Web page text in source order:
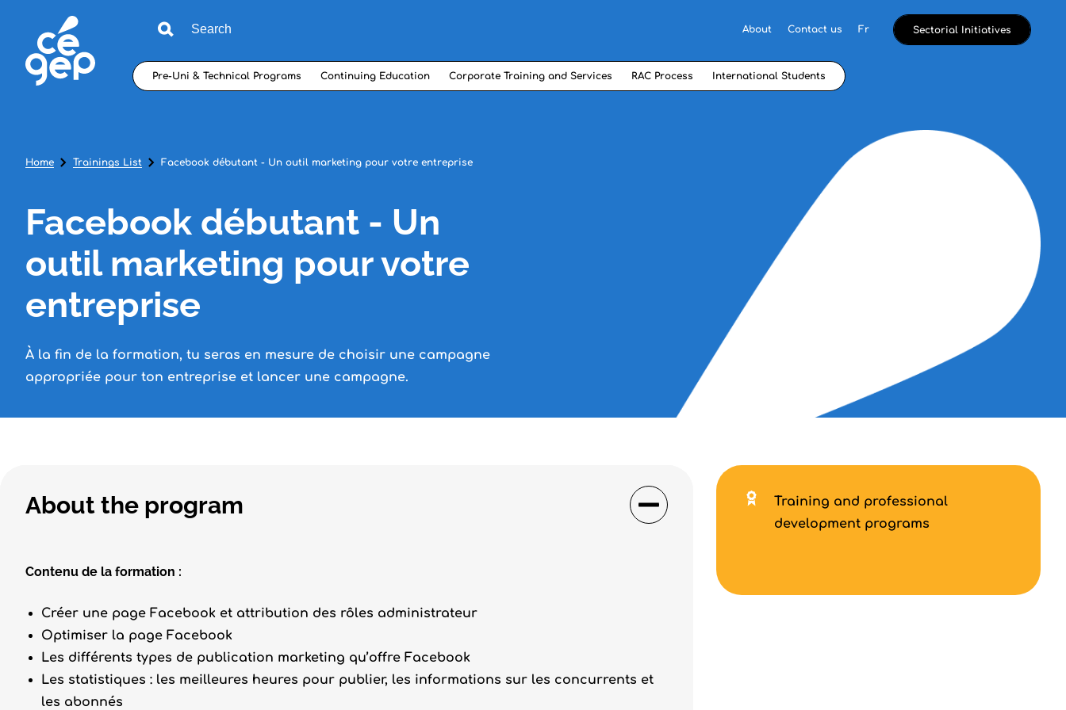
About Contact us Fr Sectorial Initiatives
Pre-Uni & Technical Programs Continuing Education Corporate Training and Services RAC Process International Students
Home Trainings List Facebook débutant - Un outil marketing pour votre entreprise
Facebook débutant - Un
outil marketing pour votre
entreprise
À la fin de la formation, tu seras en mesure de choisir une campagne
appropriée pour ton entreprise et lancer une campagne.
About the program
Contenu de la formation :
Créer une page Facebook et attribution des rôles administrateur
Optimiser la page Facebook
Les différents types de publication marketing qu’offre Facebook
Les statistiques : les meilleures heures pour publier, les informations sur les concurrents et
les abonnés
Training and professional
development programs